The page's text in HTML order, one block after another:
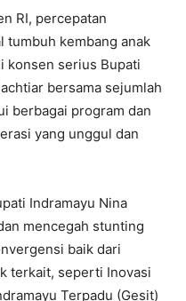
RI, percepatan
tumbuh kembang anak
konsen serius Bupati
bersama sejumlah
berbagai program dan
yang unggul dan
Indramayu Nina
mencegah stunting
baik dari
terkait, seperti Inovasi
Terpadu (Gesit)